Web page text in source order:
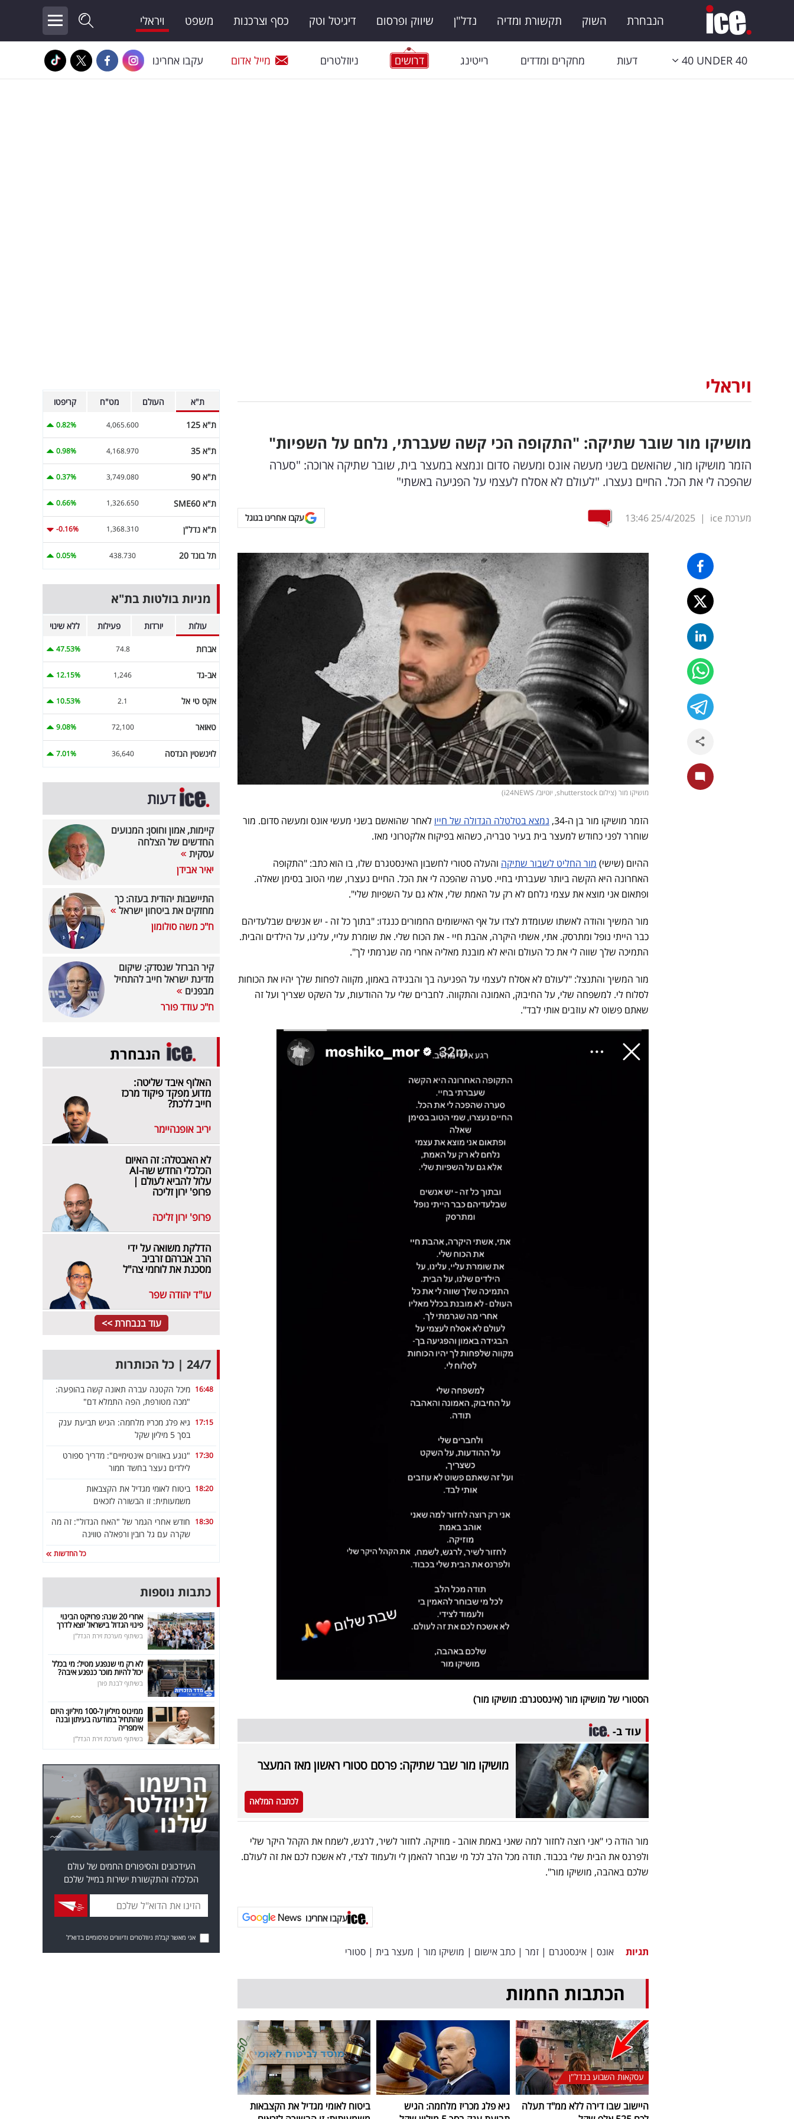
הנבחרת השוק תקשורת ומדיה נדל"ן שיווק ופרסום דיגיטל וטק כסף וצרכנות משפט ויראלי
40 UNDER 40 דעות מחקרים ומדדים רייטינג דרושים ניוזלטרים מייל אדום עקבו אחרינו
ויראלי
מושיקו מור שובר שתיקה: "התקופה הכי קשה שעברתי, נלחם על השפיות"
הזמר מושיקו מור, שהואשם בשני מעשה אונס ומעשה סדום ונמצא במעצר בית, שובר שתיקה ארוכה: "סערה
שהפכה לי את הכל. החיים נעצרו. "לעולם לא אסלח לעצמי על הפגיעה באשתי"
מערכת ice |
25/4/2025
13:46 עקבו אחרינו בגוגל
מושיקו מור (צילום shutterstock, יוטיוב/ i24NEWS)
הזמר מושיקו מור בן ה-34, נמצא בטלטלה הגדולה של חייו לאחר שהואשם בשני מעשי אונס ומעשה סדום. מור
שוחרר לפני כחודש למעצר בית בעיר טבריה, כשהוא בפיקוח אלקטרוני מאז.
ההיום (שישי) מור החליט לשבור שתיקה והעלה סטורי לחשבון האינסטגרם שלו, בו הוא כתב: "התקופה
האחרונה היא הקשה ביותר שעברתי בחיי. סערה שהפכה לי את הכל. החיים נעצרו, שמי הטוב בסימן שאלה.
ופתאום אני מוצא את עצמי נלחם לא רק על האמת שלי, אלא גם על השפיות שלי".
מור המשיך והודה לאשתו שעומדת לצדו על אף האישומים החמורים כנגדו: "בתוך כל זה - יש אנשים שבלעדיהם
כבר הייתי נופל ומתרסק. אתי, אשתי היקרה, אהבת חיי - את הכוח שלי. את שומרת עליי, עלינו, על הילדים והבית.
התמיכה שלך שווה לי את כל העולם והיא לא מובנת מאליה אחרי מה שגרמתי לך".
מור המשיך והתנצל: "לעולם לא אסלח לעצמי על הפגיעה בך והבגידה באמון, מקווה לפחות שלך יהיו את הכוחות
לסלוח לי. למשפחה שלי, על החיבוק, האמונה והתקווה. לחברים שלי על ההודעות, על השקט שצריך ועל זה
שאתם פשוט לא עוזבים אותי לבד".
הסטורי של מושיקו מור (אינסטגרם: מושיקו מור)
עוד ב-
מושיקו מור שבר שתיקה: פרסם סטורי ראשון מאז המעצר
לכתבה המלאה
מור הודה כי "אני רוצה לחזור למה שאני באמת אוהב - מוזיקה. לחזור לשיר, לרגש, לשמח את הקהל היקר שלי
ולפרנס את הבית שלי בכבוד. תודה מכל הלב לכל מי שבחר להאמן לי ולעמוד לצדי, לא אשכח לכם את זה לעולם.
שלכם באהבה, מושיקו מור".
עקבו אחרינו
תגיות אונס | אינסטגרם | זמר | כתב אישום | מושיקו מור | מעצר בית | סטורי
הכתבות החמות
עסקאות השבוע בנדל"ן
היישוב שבו דירה ללא ממ"ד תעלה
גיא פלג מכריז מלחמה: הגיש
ביטוח לאומי מגדיל את הקצבאות
ת"א העולם מט"ח קריפטו
ת"א 125 4,065.600
0.82%
ת"א 35 4,168.970
0.98%
ת"א 90 3,749.080
0.37%
ת"א SME60 1,326.650
0.66%
ת"א נדל"ן 1,368.310
-0.16%
תל בונד 20 438.730
0.05%
מניות בולטות בת"א
עולות יורדות פעילות ללא שינוי
אברות 74.8
47.53%
אב-גד 1,246
12.15%
אקס טי אל 2.1
10.53%
טאואר 72,100
9.08%
לוינשטין הנדסה 36,640
7.01%
דעות
קיימות, אמון וחוסן: המנועים
החדשים של הצלחה
עסקית
יאיר אבידן
התיישבות יהודית בעזה: כך
מחזקים את ביטחון ישראל
ח"כ משה סולומון
קיר הברזל שנסדק: שיקום
מדינת ישראל חייב להתחיל
מבפנים
ח"כ עודד פורר
הנבחרת
האלוף איבד שליטה:
מדוע מפקד פיקוד מרכז
חייב ללכת?
יריב אופנהיימר
לא האבטלה: זה האיום
הכלכלי החדש שה-AI
עלול להביא לעולם |
פרופ' ירון זליכה
פרופ' ירון זליכה
הדלקת משואה על ידי
הרב אברהם זרביב
מסכנת את לוחמי צה"ל
עו"ד יהודה שפר
עוד בנבחרת >>
24/7 | כל הכותרות
16:48 מיכל הקטנה עברה תאונה קשה בהופעה:
"מכה מטורפת, הפה התמלא דם"
17:15 גיא פלג מכריז מלחמה: הגיש תביעת ענק
בסך 5 מיליון שקל
17:30 "נוגע באזורים אינטימיים": מדריך ספורט
לילדים נעצר בחשד חמור
18:20 ביטוח לאומי מגדיל את הקצבאות
משמעותית: זו הבשורה לזכאים
18:30 חודש אחרי הגמר של "האח הגדול": זה מה
שקרה עם גל רובין ורפאלה טווינה
כל החדשות
כתבות נוספות
אחרי 20 שנה: פרויקט הבינוי
פינוי הגדול בישראל יוצא לדרך
בשיתוף מערכת זירת הנדל"ן
לא רק מי שנפגע מטיל: מי בכלל
יכול להיות מוכר כנפגע איבה?
בשיתוף לבנת פורן
ממינוס מיליון ל-100 מיליון: היזם
שהתחיל במודעה בעיתון ובנה
אימפריה
בשיתוף מערכת זירת הנדל"ן
העידכונים והסיפורים החמים של עולם
הכלכלה והתקשורת ישירות במייל שלכם
אני מאשר קבלת ניוזלטרים ודיוורים פרסומיים בדוא"ל